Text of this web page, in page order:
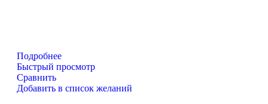
Подробнее
Быстрый просмотр
Сравнить
Добавить в список желаний